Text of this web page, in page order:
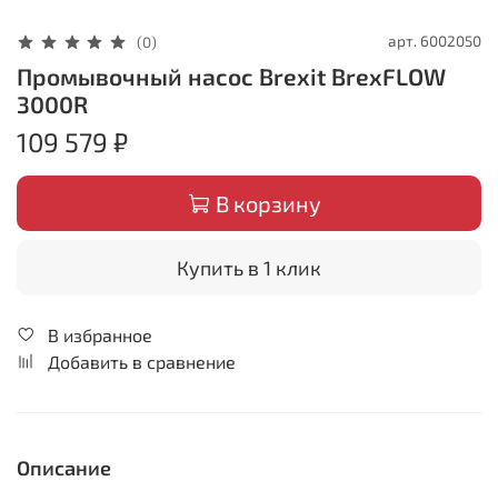
(0) арт. 6002050
Промывочный насос Brexit BrexFLOW
3000R
109 579 ₽
В корзину
Купить в 1 клик
В избранное
Добавить в сравнение
Описание